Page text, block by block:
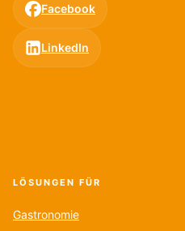
Facebook
LinkedIn
LÖSUNGEN FÜR
Gastronomie